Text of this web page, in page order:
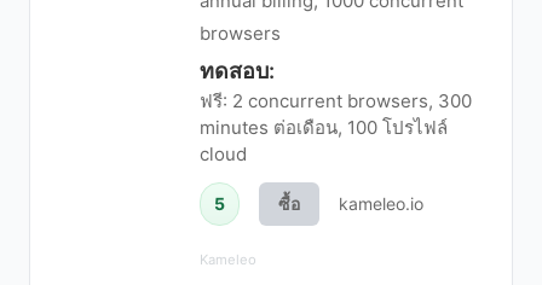
browsers
ทดสอบ:
ฟรี: 2 concurrent browsers, 300
minutes ต่อเดือน, 100 โปรไฟล์
cloud
5 ซื้อ kameleo.io
Kameleo